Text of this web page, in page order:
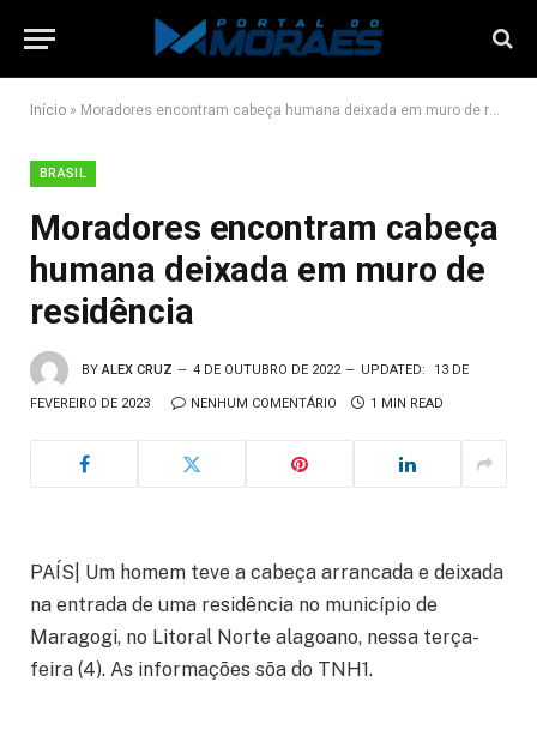
Início » Moradores encontram cabeça humana deixada em muro de residência
BRASIL
Moradores encontram cabeça
humana deixada em muro de
residência
BY ALEX CRUZ 4 DE OUTUBRO DE 2022 UPDATED: 13 DE
FEVEREIRO DE 2023 NENHUM COMENTÁRIO 1 MIN READ
PAÍS| Um homem teve a cabeça arrancada e deixada
na entrada de uma residência no município de
Maragogi, no Litoral Norte alagoano, nessa terça-
feira (4). As informações sõa do TNH1.